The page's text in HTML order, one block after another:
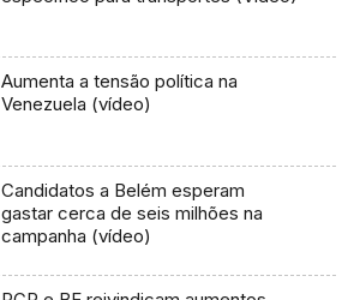
Aumenta a tensão política na
Venezuela (vídeo)
Candidatos a Belém esperam
gastar cerca de seis milhões na
campanha (vídeo)